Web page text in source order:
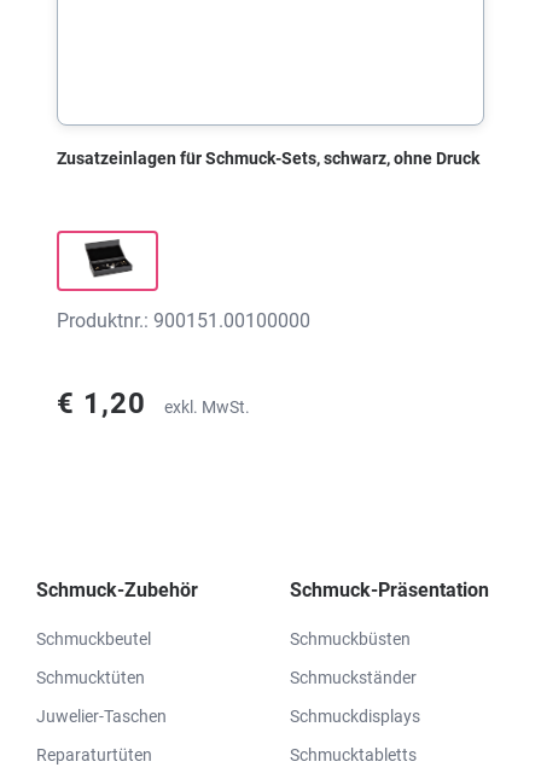
Zusatzeinlagen für Schmuck-Sets, schwarz, ohne Druck
Produktnr.: 900151.00100000
€ 1,20 exkl. MwSt.
Schmuck-Zubehör
Schmuckbeutel
Schmucktüten
Juwelier-Taschen
Reparaturtüten
Schmuck-Präsentation
Schmuckbüsten
Schmuckständer
Schmuckdisplays
Schmucktabletts